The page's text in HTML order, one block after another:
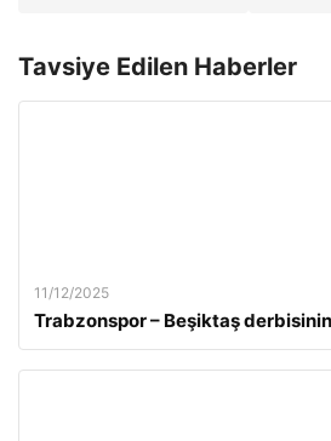
Tavsiye Edilen Haberler
11/12/2025
Trabzonspor – Beşiktaş